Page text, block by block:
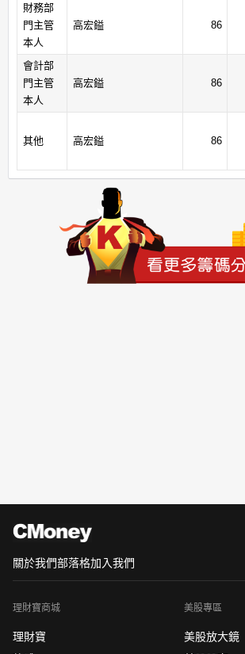
財務部
門主管
本人
高宏鎰 86
會計部
門主管
本人
高宏鎰 86
其他 高宏鎰 86
關於我們部落格加入我們
理財寶商城
理財寶
美股專區
美股放大鏡